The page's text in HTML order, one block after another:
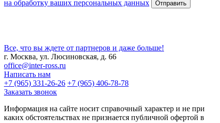
на обработку ваших персональных данных
Все, что вы ждете от партнеров и даже больше!
г. Москва, ул. Люсиновская, д. 66
office@inter-ross.ru
Написать нам
+7 (965) 331-26-26 +7 (965) 406-78-78
Заказать звонок
Информация на сайте носит справочный характер и не при
каких обстоятельствах не признается публичной офертой в